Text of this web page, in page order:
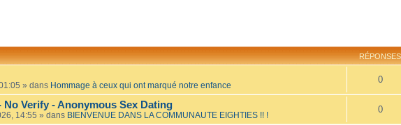
AVANCÉE
RÉPONSES
» dans Hommage à ceux qui ont marqué notre enfance
0
No Verify - Anonymous Sex Dating
14:55 » dans BIENVENUE DANS LA COMMUNAUTE EIGHTIES !! !
0